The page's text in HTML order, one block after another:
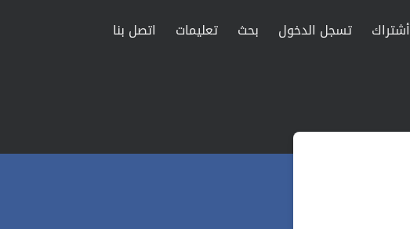
أشتراك تسجل الدخول بحث تعليمات
اتصل بنا